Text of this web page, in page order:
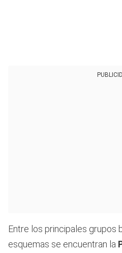
Entre los principales grupos
esquemas se encuentran la